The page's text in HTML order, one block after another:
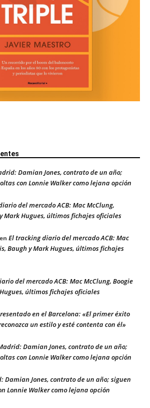
Damian Jones, contrato de un año;
con Lonnie Walker como lejana opción
del mercado ACB: Mac McClung,
Mark Hugues, últimos fichajes oficiales
en El tracking diario del mercado ACB: Mac
Baugh y Mark Hugues, últimos fichajes
del mercado ACB: Mac McClung, Boogie
últimos fichajes oficiales
en el Barcelona: «El primer éxito
un estilo y esté contenta con él»
Damian Jones, contrato de un año;
con Lonnie Walker como lejana opción
Damian Jones, contrato de un año; siguen
Lonnie Walker como lejana opción